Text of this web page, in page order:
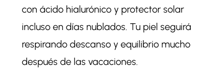
con ácido hialurónico y protector solar
incluso en días nublados. Tu piel seguirá
respirando descanso y equilibrio mucho
después de las vacaciones.